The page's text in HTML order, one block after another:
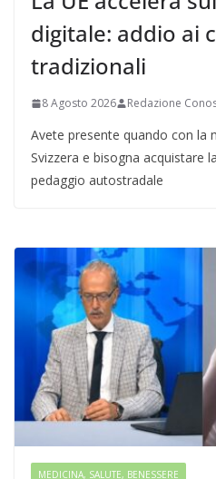
digitale: addio ai
tradizionali
8 Agosto 2026 Redazione
Avete presente quando con la
Svizzera e bisogna acquistare
pedaggio autostradale
MEDICINA, SALUTE, BENESSERE